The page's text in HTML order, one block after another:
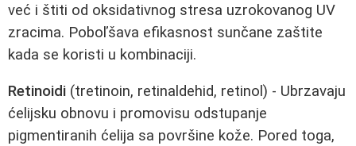
već i štiti od oksidativnog stresa uzrokovanog UV
zracima. Poboľšava efikasnost sunčane zaštite
kada se koristi u kombinaciji.
Retinoidi (tretinoin, retinaldehid, retinol) - Ubrzavaju
ćelijsku obnovu i promovisu odstupanje
pigmentiranih ćelija sa površine kože. Pored toga,